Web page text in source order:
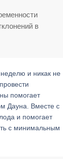
в
и никак не
помогает
Дауна. Вместе с
и помогает
с минимальным